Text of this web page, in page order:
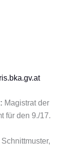
Magistrat der
für den 9./17.